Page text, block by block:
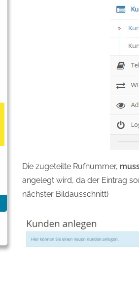
Die zugeteilte Rufnummer,
angelegt wird, da der Eintrag
nächster Bildausschnitt)